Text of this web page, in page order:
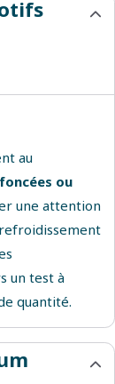
au
ou
une attention
un test à
quantité.